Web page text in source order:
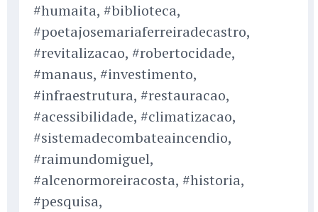
#humaita, #biblioteca,
#poetajosemariaferreiradecastro,
#revitalizacao, #robertocidade,
#manaus, #investimento,
#infraestrutura, #restauracao,
#acessibilidade, #climatizacao,
#sistemadecombateaincendio,
#raimundomiguel,
#alcenormoreiracosta, #historia,
#pesquisa,